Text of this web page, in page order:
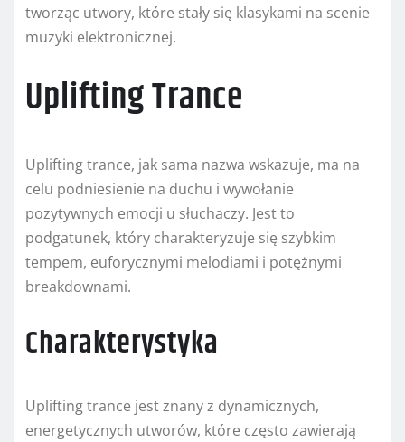
tworząc utwory, które stały się klasykami na scenie
muzyki elektronicznej.
Uplifting Trance
Uplifting trance, jak sama nazwa wskazuje, ma na
celu podniesienie na duchu i wywołanie
pozytywnych emocji u słuchaczy. Jest to
podgatunek, który charakteryzuje się szybkim
tempem, euforycznymi melodiami i potężnymi
breakdownami.
Charakterystyka
Uplifting trance jest znany z dynamicznych,
energetycznych utworów, które często zawierają